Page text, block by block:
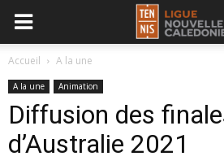
Accueil A la une
A la une Animation
Diffusion des
d’Australie 2021